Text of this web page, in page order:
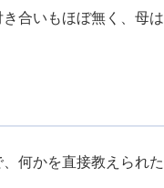
合いもほぼ無く、母は
何かを直接教えられた